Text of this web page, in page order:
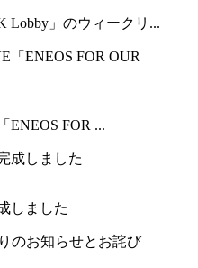
Lobby」のウィークリ...
ENEOS FOR ...
しました